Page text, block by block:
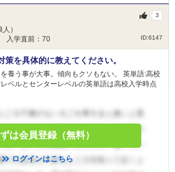
）
入学直前：70
ID:6147
3
策を具体的に教えてください。
養う事が大事。傾向もクソもない。 英単語:高校
ベルとセンターレベルの英単語は高校入学時点
は会員登録（無料）
ログインはこちら